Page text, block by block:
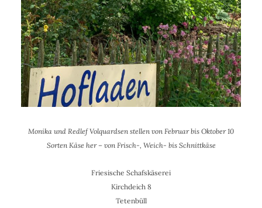
Monika und Redlef Volquardsen stellen von Februar bis Oktober 10
Sorten Käse her – von Frisch-, Weich- bis Schnittkäse
Friesische Schafskäserei
Kirchdeich 8
Tetenbüll